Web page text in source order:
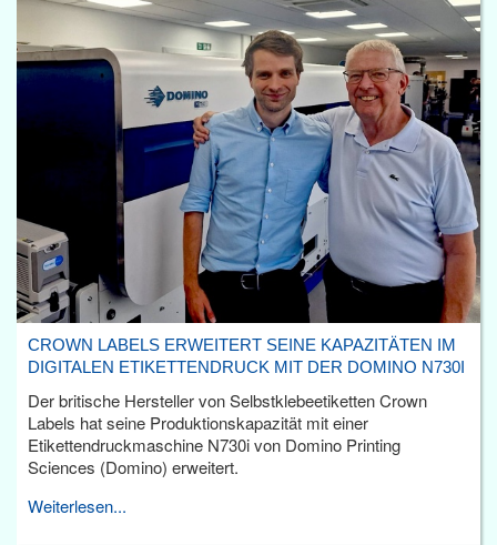
CROWN LABELS ERWEITERT SEINE KAPAZITÄTEN IM
DIGITALEN ETIKETTENDRUCK MIT DER DOMINO N730I
Der britische Hersteller von Selbstklebeetiketten Crown
Labels hat seine Produktionskapazität mit einer
Etikettendruckmaschine N730i von Domino Printing
Sciences (Domino) erweitert.
Weiterlesen...